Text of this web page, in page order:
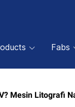
Fabs
Mesin Litografi